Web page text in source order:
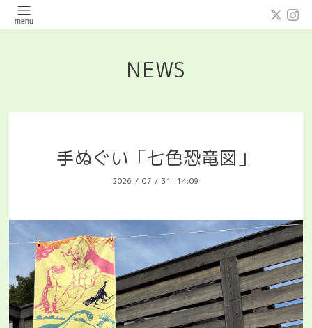
NEWS
手ぬぐい「七色恐竜図」
2026 / 07 / 31 14:09